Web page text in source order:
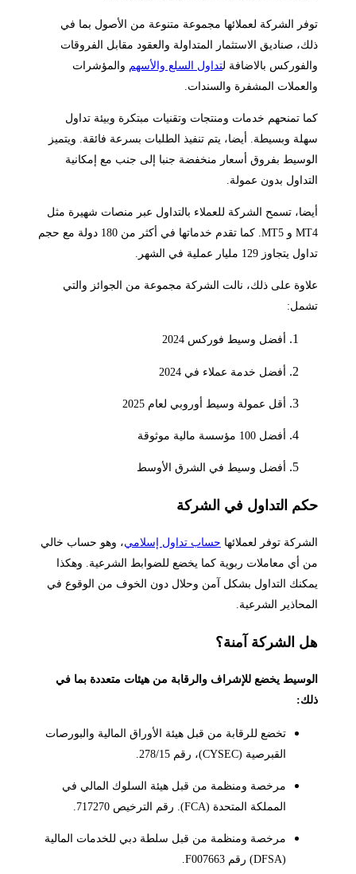
الشركة لعملائها مجموعة متنوعة من الأصول بما في
صناديق الاستثمار المتداولة والعقود مقابل الفروقات
بالاضافة ل تداول السلع والأسهموالمؤشرات
المشفرة والسندات.
تمنحهم خدمات ومنتجات وتقنيات مبتكرة وبيئة تداول
وبسيطة. أيضا، يتم تنفيذ الطلبات بسرعة فائقة. ويتميز
بفروق أسعار منخفضة جنبا إلى جنب مع إمكانية
بدون عمولة.
تسمح الشركة للعملاء بالتداول عبر منصات شهيرة مثل
MT4 و MT5. كما تقدم خدماتها في أكثر من 180 دولة مع حجم
يتجاوز 129 مليار عملية في الشهر.
على ذلك، نالت الشركة مجموعة من الجوائز والتي
أفضل وسيط فوركس 2024
أفضل خدمة عملاء في 2024
أقل عمولة وسيط أوروبي لعام 2025
أفضل وسيط في الشرق الأوسط
التداول في الشركة
توفر لعملائهاحساب تداول إسلامي، وهو حساب خالي
أي معاملات ربوية كما يخضع للضوابط الشرعية. وهكذا
التداول بشكل آمن وحلال دون الخوف من الوقوع في
الشرعية.
الشركة آمنة؟
يخضع للإشراف والرقابة من هيئات متعددة بما في
تخضع للرقابة من قبل هيئة الأوراق المالية والبورصات
القبرصية (CYSEC)، رقم 278/15.
مرخصة ومنظمة من قبل هيئة السلوك المالي في
المملكة المتحدة (FCA). رقم الترخيص 717270.
مرخصة ومنظمة من قبل سلطة دبي للخدمات المالية